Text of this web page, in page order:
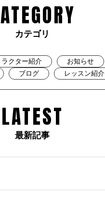
カテゴリ
ラクター紹介 お知らせ
ブログ レッスン紹介
LATEST
最新記事